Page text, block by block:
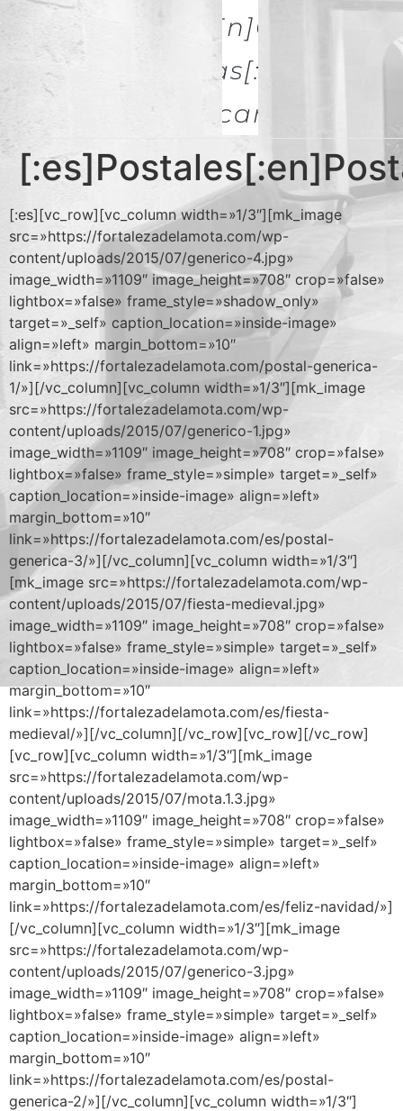
Descargas
[:es][vc_row][vc_column width=»1/3″][mk_image
src=»https://fortalezadelamota.com/wp-
content/uploads/2015/07/generico-4.jpg»
image_width=»1109″ image_height=»708″ crop=»false»
lightbox=»false» frame_style=»shadow_only»
target=»_self» caption_location=»inside-image»
align=»left» margin_bottom=»10″
link=»https://fortalezadelamota.com/postal-generica-
1/»][/vc_column][vc_column width=»1/3″][mk_image
src=»https://fortalezadelamota.com/wp-
content/uploads/2015/07/generico-1.jpg»
image_width=»1109″ image_height=»708″ crop=»false»
lightbox=»false» frame_style=»simple» target=»_self»
caption_location=»inside-image» align=»left»
margin_bottom=»10″
link=»https://fortalezadelamota.com/es/postal-
generica-3/»][/vc_column][vc_column width=»1/3″]
[mk_image src=»https://fortalezadelamota.com/wp-
content/uploads/2015/07/fiesta-medieval.jpg»
image_width=»1109″ image_height=»708″ crop=»false»
lightbox=»false» frame_style=»simple» target=»_self»
caption_location=»inside-image» align=»left»
margin_bottom=»10″
link=»https://fortalezadelamota.com/es/fiesta-
medieval/»][/vc_column][/vc_row][vc_row][/vc_row]
[vc_row][vc_column width=»1/3″][mk_image
src=»https://fortalezadelamota.com/wp-
content/uploads/2015/07/mota.1.3.jpg»
image_width=»1109″ image_height=»708″ crop=»false»
lightbox=»false» frame_style=»simple» target=»_self»
caption_location=»inside-image» align=»left»
margin_bottom=»10″
link=»https://fortalezadelamota.com/es/feliz-navidad/»]
[/vc_column][vc_column width=»1/3″][mk_image
src=»https://fortalezadelamota.com/wp-
content/uploads/2015/07/generico-3.jpg»
image_width=»1109″ image_height=»708″ crop=»false»
lightbox=»false» frame_style=»simple» target=»_self»
caption_location=»inside-image» align=»left»
margin_bottom=»10″
link=»https://fortalezadelamota.com/es/postal-
generica-2/»][/vc_column][vc_column width=»1/3″]